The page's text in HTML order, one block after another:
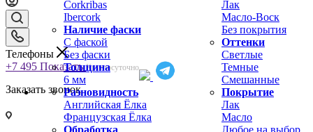
Corkribas
Ibercork
Наличие фаски
С фаской
Без фаски
Толщина
6 мм
Лак
Масло-Воск
Без покрытия
Оттенки
Светлые
Темные
Смешанные
Разновидность
Английская Ёлка
Французская Ёлка
Обработка
Покрытие
Лак
Масло
Любое на выбор
Телефоны
+7 495 Показать Круглосуточно
Заказать звонок